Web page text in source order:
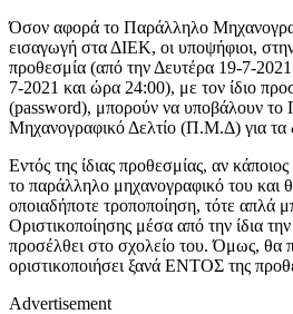
Όσον αφορά το Παράλληλο
εισαγωγή στα ΔΙΕΚ, οι υποψήφιοι, στην
προθεσμία (από την Δευτέρα 19-7-2021
7-2021 και ώρα 24:00), με τον ίδιο
(password), μπορούν να υποβάλουν το
Μηχανογραφικό Δελτίο (Π.Μ.Δ) για τα
Εντός της ίδιας προθεσμίας, αν
το παράλληλο μηχανογραφικό του και
οποιαδήποτε τροποποίηση, τότε απλά
Οριστικοποίησης μέσα από την ίδια
προσέλθει στο σχολείο του. Όμως, θα
οριστικοποιήσει ξανά ΕΝΤΟΣ της
Advertisement